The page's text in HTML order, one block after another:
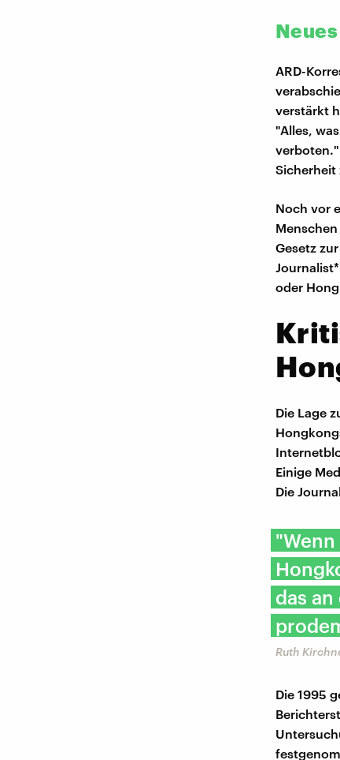
ARD-
verstärkt
"Alles,
Sicherheit
Noch vor
Gesetz
oder
Die Lage
Einige
Die
das
Ruth
Die 1995